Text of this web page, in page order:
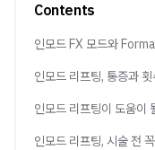
Contents
인모드 FX 모드와
인모드 리프팅, 통증과
인모드 리프팅이 도움이
인모드 리프팅, 시술 전